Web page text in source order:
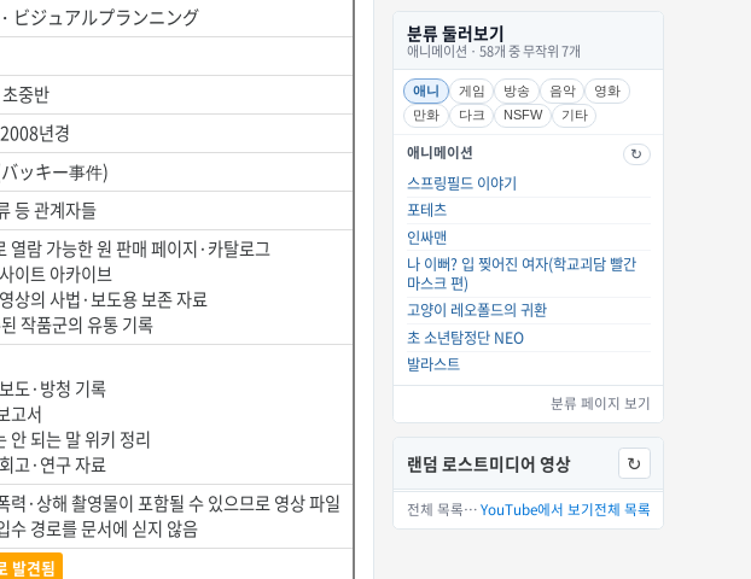
분류 둘러보기
애니메이션 · 58개 중 무작위 7개
애니 게임 방송 음악
영화
만화
다크 NSFW 기타
애니메이션 ↻
스프링필드 이야기
포테츠
인싸맨
나 이뻐? 입 찢어진 여자(학교괴담 빨간
마스크 편)
고양이 레오폴드의 귀환
초 소년탐정단 NEO
발라스트
분류 페이지 보기
랜덤 로스트미디어 영상 ↻
YouTube에서 보기
전체 목록 15개 중 하나를 골랐습니다.YouTube에서 보기전체 목록
ビジュアルプランニング
중반
년경
ッキー事件)
등 관계자들
열람 가능한 원 판매 페이지·카탈로그
이트 아카이브
상의 사법·보도용 보존 자료
작품군의 유통 기록
도·방청 기록
고서
안 되는 말 위키 정리
고·연구 자료
력·상해 촬영물이 포함될 수 있으므로 영상 파일
수 경로를 문서에 싣지 않음
발견됨